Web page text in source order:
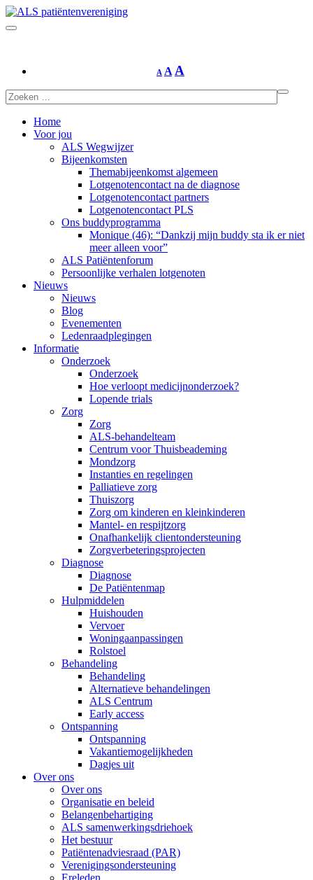
A A A
Home
Voor jou
ALS Wegwijzer
Bijeenkomsten
Themabijeenkomst algemeen
Lotgenotencontact na de diagnose
Lotgenotencontact partners
Lotgenotencontact PLS
Ons buddyprogramma
Monique (46): “Dankzij mijn buddy sta ik er niet
meer alleen voor”
ALS Patiëntenforum
Persoonlijke verhalen lotgenoten
Nieuws
Nieuws
Blog
Evenementen
Ledenraadplegingen
Informatie
Onderzoek
Onderzoek
Hoe verloopt medicijnonderzoek?
Lopende trials
Zorg
Zorg
ALS-behandelteam
Centrum voor Thuisbeademing
Mondzorg
Instanties en regelingen
Palliatieve zorg
Thuiszorg
Zorg om kinderen en kleinkinderen
Mantel- en respijtzorg
Onafhankelijk clientondersteuning
Zorgverbeteringsprojecten
Diagnose
Diagnose
De Patiëntenmap
Hulpmiddelen
Huishouden
Vervoer
Woningaanpassingen
Rolstoel
Behandeling
Behandeling
Alternatieve behandelingen
ALS Centrum
Early access
Ontspanning
Ontspanning
Vakantiemogelijkheden
Dagjes uit
Over ons
Over ons
Organisatie en beleid
Belangenbehartiging
ALS samenwerkingsdriehoek
Het bestuur
Patiëntenadviesraad (PAR)
Verenigingsondersteuning
Ereleden